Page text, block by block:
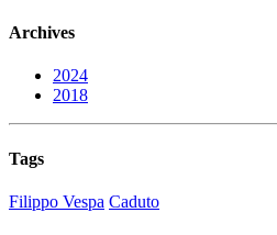
Archives
2024
2018
Tags
Filippo Vespa Caduto